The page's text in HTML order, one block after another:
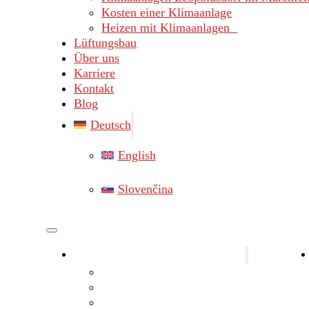
Kosten einer Klimaanlage
Heizen mit Klimaanlagen
Lüftungsbau
Über uns
Karriere
Kontakt
Blog
Deutsch
English
Slovenčina